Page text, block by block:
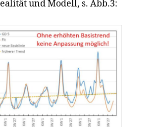
und Modell, s. Abb.3: